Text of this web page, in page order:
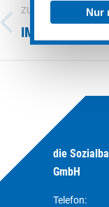
Nur
ZURÜCK
Previous
project:
die
GmbH
Telefon: